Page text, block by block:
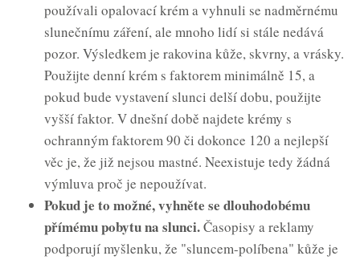
používali opalovací krém a vyhnuli se nadměrnému
slunečnímu záření, ale mnoho lidí si stále nedává
pozor. Výsledkem je rakovina kůže, skvrny, a vrásky.
Použijte denní krém s faktorem minimálně 15, a
pokud bude vystavení slunci delší dobu, použijte
vyšší faktor. V dnešní době najdete krémy s
ochranným faktorem 90 či dokonce 120 a nejlepší
věc je, že již nejsou mastné. Neexistuje tedy žádná
výmluva proč je nepoužívat.
Pokud je to možné, vyhněte se dlouhodobému
přímému pobytu na slunci.Časopisy a reklamy
podporují myšlenku, že "sluncem-políbena" kůže je